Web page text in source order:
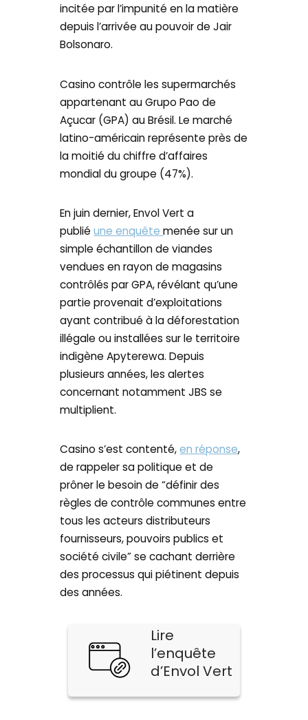
incitée par l’impunité en la matière
depuis l’arrivée au pouvoir de Jair
Bolsonaro.
Casino contrôle les supermarchés
appartenant au Grupo Pao de
Açucar (GPA) au Brésil. Le marché
latino-américain représente près de
la moitié du chiffre d’affaires
mondial du groupe (47%).
En juin dernier, Envol Vert a
publiéune enquêtemenée sur un
simple échantillon de viandes
vendues en rayon de magasins
contrôlés par GPA, révélant qu’une
partie provenait d’exploitations
ayant contribué à la déforestation
illégale ou installées sur le territoire
indigène Apyterewa. Depuis
plusieurs années, les alertes
concernant notamment JBS se
multiplient.
Casino s’est contenté,en réponse,
de rappeler sa politique et de
prôner le besoin de “définir des
règles de contrôle communes entre
tous les acteurs distributeurs
fournisseurs, pouvoirs publics et
société civile” se cachant derrière
des processus qui piétinent depuis
des années.
Lire
l’enquête
d’Envol Vert